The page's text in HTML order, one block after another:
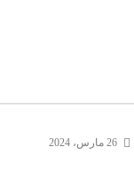
26 مارس، 2024